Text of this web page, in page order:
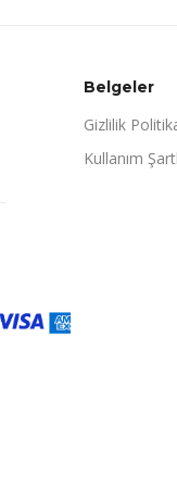
Belgeler
Gizlilik
Kullanım